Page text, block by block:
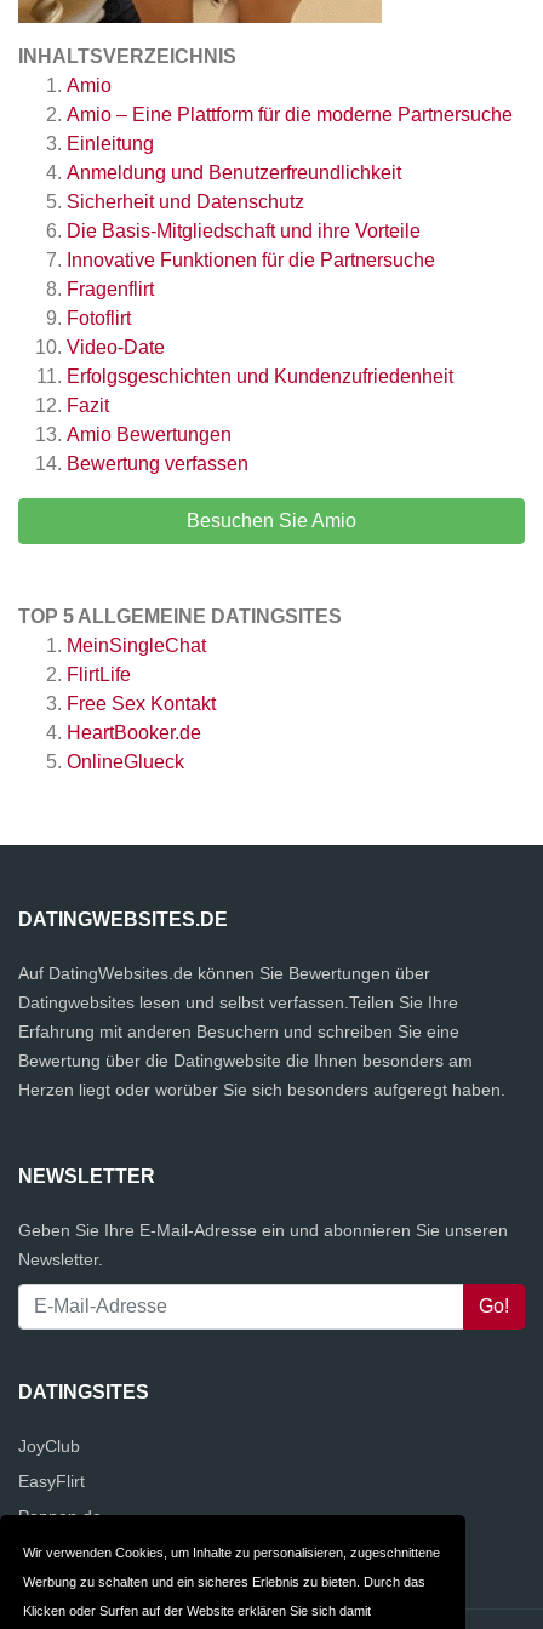
Wir verwenden Cookies, um Inhalte zu personalisieren, zugeschnittene
Werbung zu schalten und ein sicheres Erlebnis zu bieten. Durch das
Klicken oder Surfen auf der Website erklären Sie sich damit
INHALTSVERZEICHNIS
Amio
Amio – Eine Plattform für die moderne Partnersuche
Einleitung
Anmeldung und Benutzerfreundlichkeit
Sicherheit und Datenschutz
Die Basis-Mitgliedschaft und ihre Vorteile
Innovative Funktionen für die Partnersuche
Fragenflirt
Fotoflirt
Video-Date
Erfolgsgeschichten und Kundenzufriedenheit
Fazit
Amio Bewertungen
Bewertung verfassen
Besuchen Sie Amio
TOP 5 ALLGEMEINE DATINGSITES
MeinSingleChat
FlirtLife
Free Sex Kontakt
HeartBooker.de
OnlineGlueck
DATINGWEBSITES.DE
Auf DatingWebsites.de können Sie Bewertungen über
Datingwebsites lesen und selbst verfassen.Teilen Sie Ihre
Erfahrung mit anderen Besuchern und schreiben Sie eine
Bewertung über die Datingwebsite die Ihnen besonders am
Herzen liegt oder worüber Sie sich besonders aufgeregt haben.
NEWSLETTER
Geben Sie Ihre E-Mail-Adresse ein und abonnieren Sie unseren
Newsletter.
DATINGSITES
JoyClub
EasyFlirt
Poppen.de
Kwick.de